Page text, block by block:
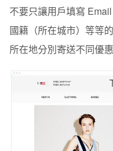
不要只讓用戶填寫
國籍（所在城市）等等
所在地分別寄送不同優